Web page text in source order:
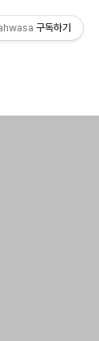
구독하기